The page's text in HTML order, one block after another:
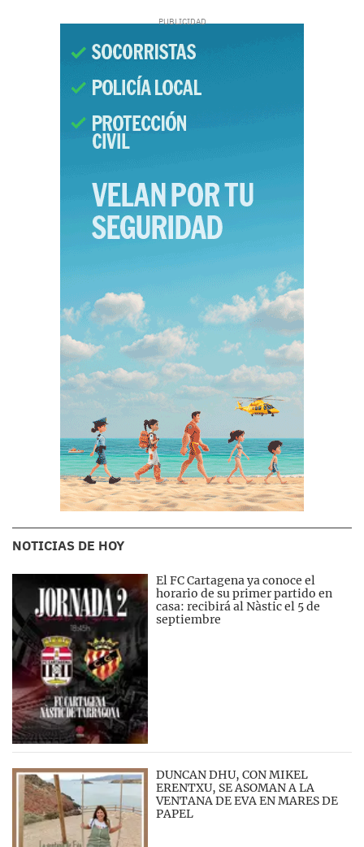
NOTICIAS DE HOY
El FC Cartagena ya conoce el
horario de su primer partido en
casa: recibirá al Nàstic el 5 de
septiembre
DUNCAN DHU, CON MIKEL
ERENTXU, SE ASOMAN A LA
VENTANA DE EVA EN MARES DE
PAPEL